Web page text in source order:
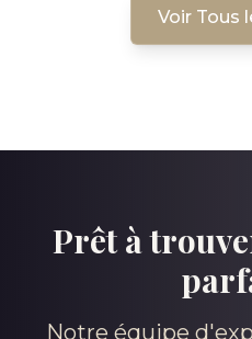
Voir Tous
Prêt à
Notre équipe